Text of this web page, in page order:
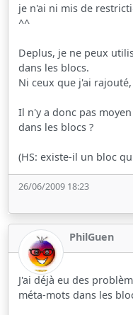
je n'ai ni mis de
^^
Deplus, je ne peux
dans les blocs.
Ni ceux que j'ai
Il n'y a donc pas
dans les blocs ?
(HS: existe-il un bloc
26/06/2009 18:23
PhilGuen
J'ai déjà eu des
méta-mots dans les